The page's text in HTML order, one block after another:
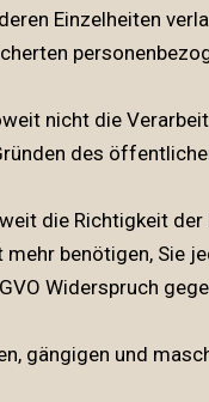
Einzelheiten
nicht die
des
die Richtigkeit der
benötigen, Sie
Widerspruch
gängigen und